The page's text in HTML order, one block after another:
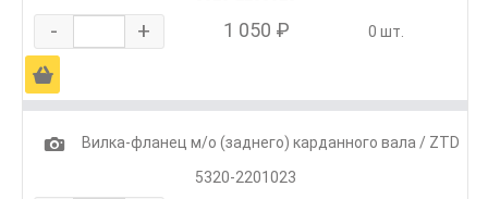
- + 1 050 ₽ 0 шт.
Ä
1
Вилка-фланец м/о (заднего) карданного вала / ZTD
5320-2201023